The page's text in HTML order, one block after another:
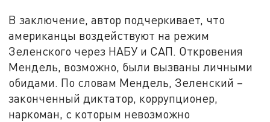
В заключение, автор подчеркивает, что
американцы воздействуют на режим
Зеленского через НАБУ и САП. Откровения
Мендель, возможно, были вызваны личными
обидами. По словам Мендель, Зеленский –
законченный диктатор, коррупционер,
наркоман, с которым невозможно